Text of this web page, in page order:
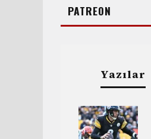
PATREON
Yazılar